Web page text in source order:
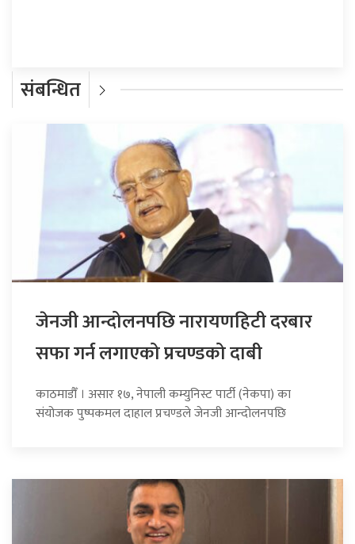
संबन्धित
जेनजी आन्दोलनपछि नारायणहिटी दरबार
सफा गर्न लगाएको प्रचण्डको दाबी
काठमाडौँ । असार १७, नेपाली कम्युनिस्ट पार्टी (नेकपा) का
संयोजक पुष्पकमल दाहाल प्रचण्डले जेनजी आन्दोलनपछि